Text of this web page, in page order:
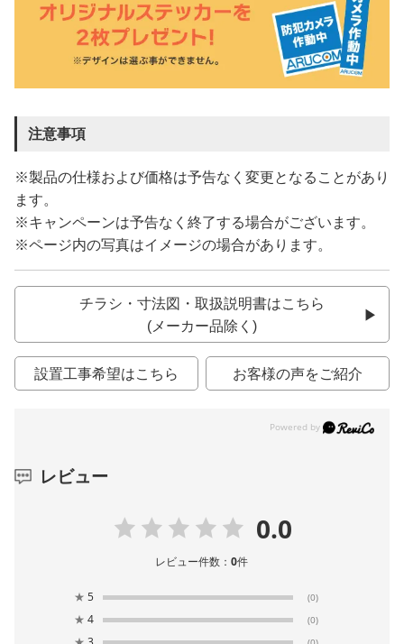
注意事項
※製品の仕様および価格は予告なく変更となることがあり
ます。
※キャンペーンは予告なく終了する場合がございます。
※ページ内の写真はイメージの場合があります。
チラシ・寸法図・取扱説明書はこちら
(メーカー品除く)
設置工事希望はこちら お客様の声をご紹介
レビュー
0.0
レビュー件数：0件
★ 5 (0)
★ 4 (0)